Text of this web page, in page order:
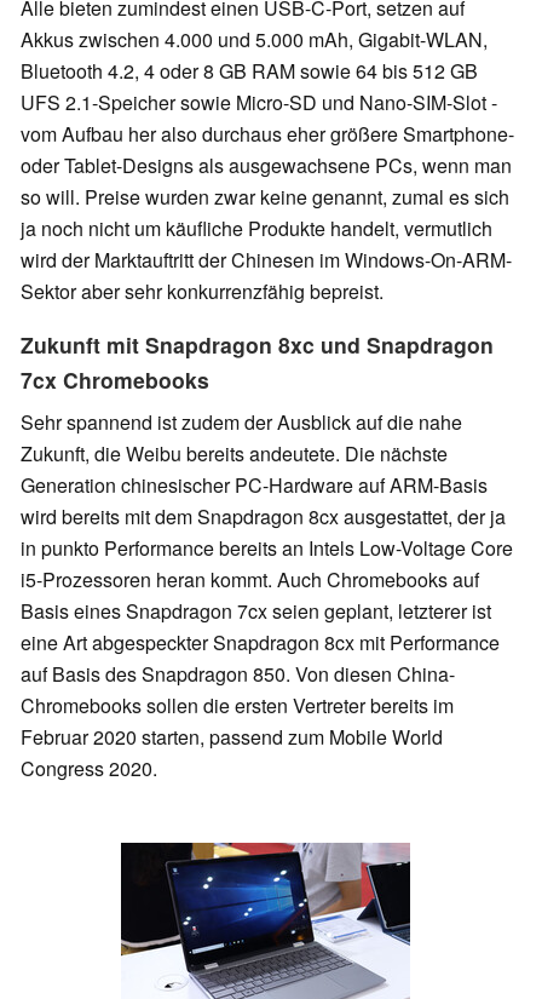
Alle bieten zumindest einen USB-C-Port, setzen auf
Akkus zwischen 4.000 und 5.000 mAh, Gigabit-WLAN,
Bluetooth 4.2, 4 oder 8 GB RAM sowie 64 bis 512 GB
UFS 2.1-Speicher sowie Micro-SD und Nano-SIM-Slot -
vom Aufbau her also durchaus eher größere Smartphone-
oder Tablet-Designs als ausgewachsene PCs, wenn man
so will. Preise wurden zwar keine genannt, zumal es sich
ja noch nicht um käufliche Produkte handelt, vermutlich
wird der Marktauftritt der Chinesen im Windows-On-ARM-
Sektor aber sehr konkurrenzfähig bepreist.
Zukunft mit Snapdragon 8xc und Snapdragon
7cx Chromebooks
Sehr spannend ist zudem der Ausblick auf die nahe
Zukunft, die Weibu bereits andeutete. Die nächste
Generation chinesischer PC-Hardware auf ARM-Basis
wird bereits mit dem Snapdragon 8cx ausgestattet, der ja
in punkto Performance bereits an Intels Low-Voltage Core
i5-Prozessoren heran kommt. Auch Chromebooks auf
Basis eines Snapdragon 7cx seien geplant, letzterer ist
eine Art abgespeckter Snapdragon 8cx mit Performance
auf Basis des Snapdragon 850. Von diesen China-
Chromebooks sollen die ersten Vertreter bereits im
Februar 2020 starten, passend zum Mobile World
Congress 2020.